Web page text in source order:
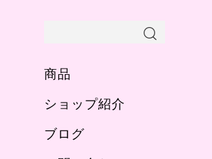
商品
ショップ紹介
ブログ